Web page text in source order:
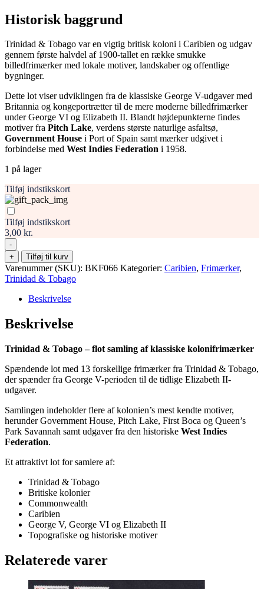
Historisk baggrund
Trinidad & Tobago var en vigtig britisk koloni i Caribien og udgav
gennem første halvdel af 1900-tallet en række smukke
billedfrimærker med lokale motiver, landskaber og offentlige
bygninger.
Dette lot viser udviklingen fra de klassiske George V-udgaver med
Britannia og kongeportrætter til de mere moderne billedfrimærker
under George VI og Elizabeth II. Blandt højdepunkterne findes
motiver fra Pitch Lake, verdens største naturlige asfaltsø,
Government House i Port of Spain samt mærker udgivet i
forbindelse med West Indies Federation i 1958.
1 på lager
Tilføj indstikskort
Tilføj indstikskort
3,00 kr.
-
Trinidad
&
Tobago
13
klassiske
fra
V,
George
VI
Elizabeth
II
antal
+ Tilføj til kurv
Varenummer (SKU): BKF066 Kategorier: Caribien, Frimærker,
Trinidad & Tobago
Beskrivelse
Beskrivelse
Trinidad & Tobago – flot samling af klassiske kolonifrimærker
Spændende lot med 13 forskellige frimærker fra Trinidad & Tobago,
der spænder fra George V-perioden til de tidlige Elizabeth II-
udgaver.
Samlingen indeholder flere af kolonien’s mest kendte motiver,
herunder Government House, Pitch Lake, First Boca og Queen’s
Park Savannah samt udgaver fra den historiske West Indies
Federation.
Et attraktivt lot for samlere af:
Trinidad & Tobago
Britiske kolonier
Commonwealth
Caribien
George V, George VI og Elizabeth II
Topografiske og historiske motiver
Relaterede varer